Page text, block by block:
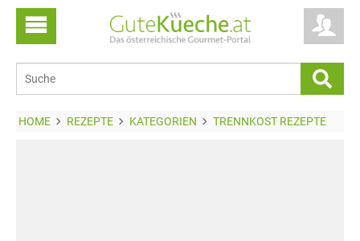
HOME REZEPTE KATEGORIEN TRENNKOST REZEPTE